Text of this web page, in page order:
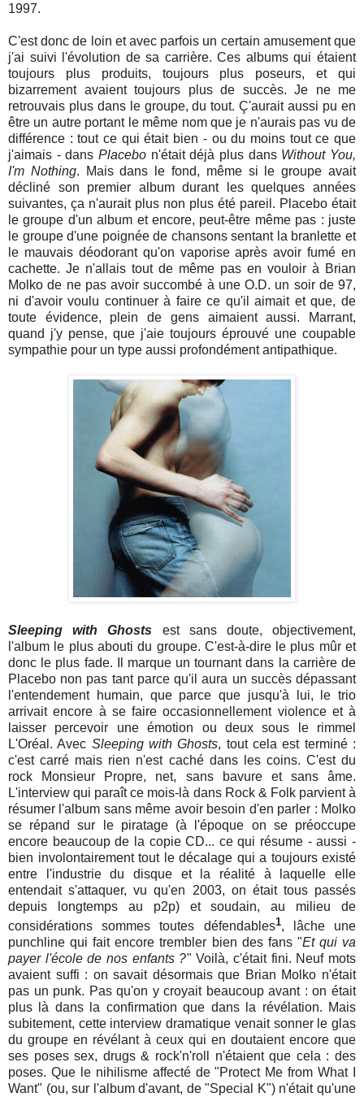
1997.
C'est donc de loin et avec parfois un certain amusement que
j'ai suivi l'évolution de sa carrière. Ces albums qui étaient
toujours plus produits, toujours plus poseurs, et qui
bizarrement avaient toujours plus de succès. Je ne me
retrouvais plus dans le groupe, du tout. Ç'aurait aussi pu en
être un autre portant le même nom que je n'aurais pas vu de
différence : tout ce qui était bien - ou du moins tout ce que
j'aimais - dans Placebo n'était déjà plus dans Without You,
I'm Nothing. Mais dans le fond, même si le groupe avait
décliné son premier album durant les quelques années
suivantes, ça n'aurait plus non plus été pareil. Placebo était
le groupe d'un album et encore, peut-être même pas : juste
le groupe d'une poignée de chansons sentant la branlette et
le mauvais déodorant qu'on vaporise après avoir fumé en
cachette. Je n'allais tout de même pas en vouloir à Brian
Molko de ne pas avoir succombé à une O.D. un soir de 97,
ni d'avoir voulu continuer à faire ce qu'il aimait et que, de
toute évidence, plein de gens aimaient aussi. Marrant,
quand j'y pense, que j'aie toujours éprouvé une coupable
sympathie pour un type aussi profondément antipathique.
Sleeping with Ghosts est sans doute, objectivement,
l'album le plus abouti du groupe. C'est-à-dire le plus mûr et
donc le plus fade. Il marque un tournant dans la carrière de
Placebo non pas tant parce qu'il aura un succès dépassant
l'entendement humain, que parce que jusqu'à lui, le trio
arrivait encore à se faire occasionnellement violence et à
laisser percevoir une émotion ou deux sous le rimmel
L'Oréal. Avec Sleeping with Ghosts, tout cela est terminé :
c'est carré mais rien n'est caché dans les coins. C'est du
rock Monsieur Propre, net, sans bavure et sans âme.
L'interview qui paraît ce mois-là dans Rock & Folk parvient à
résumer l'album sans même avoir besoin d'en parler : Molko
se répand sur le piratage (à l'époque on se préoccupe
encore beaucoup de la copie CD... ce qui résume - aussi -
bien involontairement tout le décalage qui a toujours existé
entre l'industrie du disque et la réalité à laquelle elle
entendait s'attaquer, vu qu'en 2003, on était tous passés
depuis longtemps au p2p) et soudain, au milieu de
considérations sommes toutes défendables1, lâche une
punchline qui fait encore trembler bien des fans "Et qui va
payer l'école de nos enfants ?" Voilà, c'était fini. Neuf mots
avaient suffi : on savait désormais que Brian Molko n'était
pas un punk. Pas qu'on y croyait beaucoup avant : on était
plus là dans la confirmation que dans la révélation. Mais
subitement, cette interview dramatique venait sonner le glas
du groupe en révélant à ceux qui en doutaient encore que
ses poses sex, drugs & rock'n'roll n'étaient que cela : des
poses. Que le nihilisme affecté de "Protect Me from What I
Want" (ou, sur l'album d'avant, de "Special K") n'était qu'une